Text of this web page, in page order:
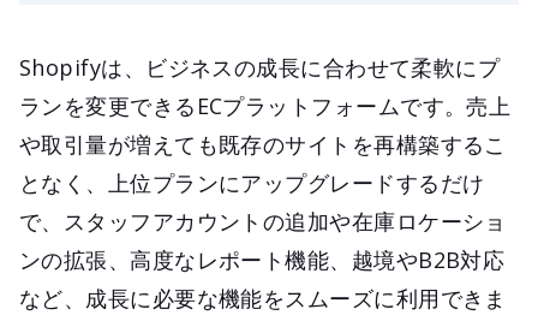
Shopifyは、ビジネスの成長に合わせて柔軟にプ
ランを変更できるECプラットフォームです。売上
や取引量が増えても既存のサイトを再構築するこ
となく、上位プランにアップグレードするだけ
で、スタッフアカウントの追加や在庫ロケーショ
ンの拡張、高度なレポート機能、越境やB2B対応
など、成長に必要な機能をスムーズに利用できま